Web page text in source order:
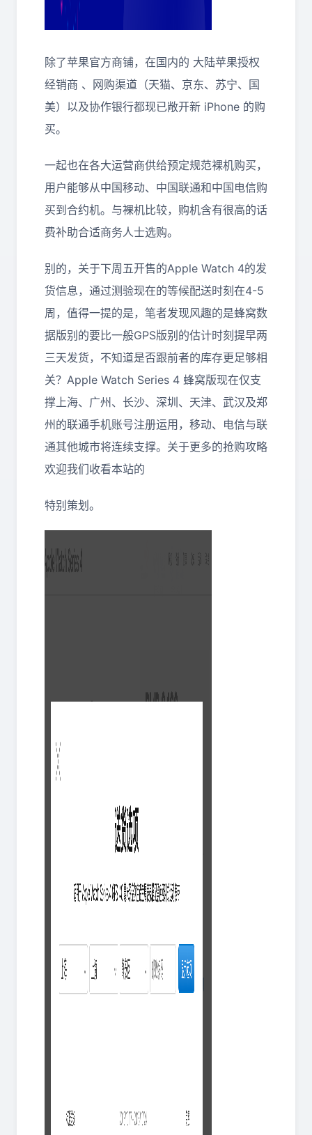
除了苹果官方商铺，在国内的 大陆苹果授权
经销商 、网购渠道（天猫、京东、苏宁、国
美）以及协作银行都现已敞开新 iPhone 的购
买。
一起也在各大运营商供给预定规范裸机购买，
用户能够从中国移动、中国联通和中国电信购
买到合约机。与裸机比较，购机含有很高的话
费补助合适商务人士选购。
别的，关于下周五开售的Apple Watch 4的发
货信息，通过测验现在的等候配送时刻在4-5
周，值得一提的是，笔者发现风趣的是蜂窝数
据版别的要比一般GPS版别的估计时刻提早两
三天发货，不知道是否跟前者的库存更足够相
关？Apple Watch Series 4 蜂窝版现在仅支
撑上海、广州、长沙、深圳、天津、武汉及郑
州的联通手机账号注册运用，移动、电信与联
通其他城市将连续支撑。关于更多的抢购攻略
欢迎我们收看本站的
特别策划。